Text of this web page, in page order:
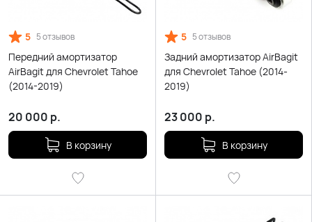
5 5 отзывов
Передний амортизатор
AirBagit для Chevrolet Tahoe
(2014-2019)
20 000 р.
В корзину
5 5 отзывов
Задний амортизатор AirBagit
для Chevrolet Tahoe (2014-
2019)
23 000 р.
В корзину